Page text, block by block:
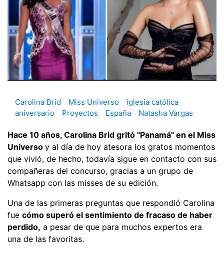
Carolina Brid Miss Universo
iglesia católica
aniversario
Proyectos España Natasha Vargas
Hace 10 años, Carolina Brid gritó "Panamá" en el Miss
Universo y al día de hoy atesora los gratos momentos
que vivió, de hecho, todavía sigue en contacto con sus
compañeras del concurso, gracias a un grupo de
Whatsapp con las misses de su edición.
Una de las primeras preguntas que respondió Carolina
fue cómo superó el sentimiento de fracaso de haber
perdido, a pesar de que para muchos expertos era
una de las favoritas.